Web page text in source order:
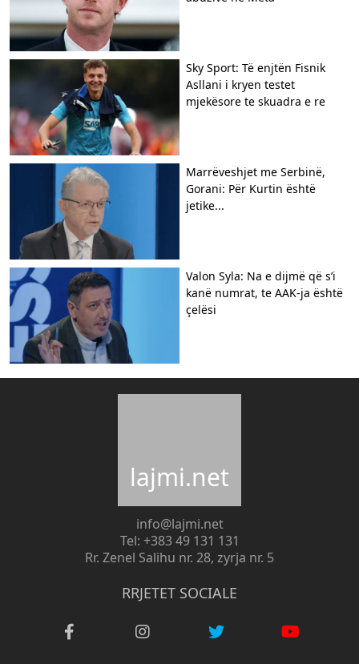
Sky Sport: Të enjtën Fisnik
Asllani i kryen testet
mjekësore te skuadra e re
Marrëveshjet me Serbinë,
Gorani: Për Kurtin është
jetike...
Valon Syla: Na e dijmë që s’i
kanë numrat, te AAK-ja është
çelësi
lajmi.net
info@lajmi.net
Tel: +383 49 131 131
Rr. Zenel Salihu nr. 28, zyrja nr. 5
RRJETET SOCIALE